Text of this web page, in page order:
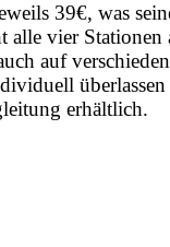
39€, was
vier
auf
erhältlich.